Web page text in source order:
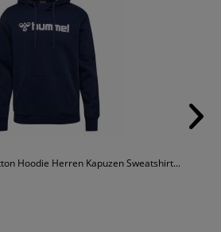
Hoodie Herren Kapuzen Sweatshirt...